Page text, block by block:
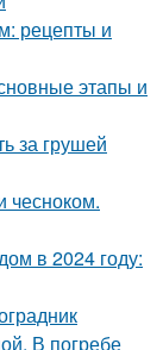
рецепты и
этапы и
за грушей
чесноком.
в 2024 году:
В погребе